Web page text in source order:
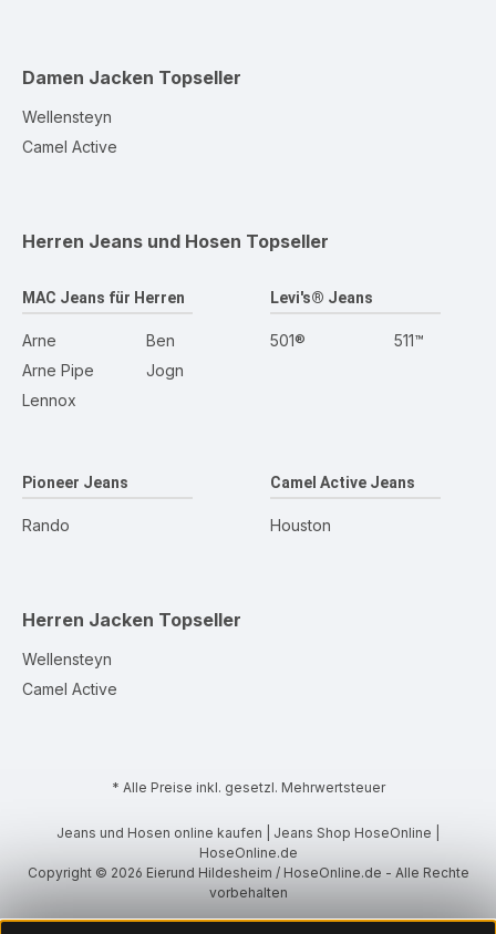
Damen Jacken Topseller
Wellensteyn
Camel Active
Herren Jeans und Hosen Topseller
MAC Jeans für Herren
Arne
Arne Pipe
Lennox
Ben
Jogn
Levi's® Jeans
501® 511™
Pioneer Jeans
Rando
Camel Active Jeans
Houston
Herren Jacken Topseller
Wellensteyn
Camel Active
* Alle Preise inkl. gesetzl. Mehrwertsteuer
Jeans und Hosen online kaufen | Jeans Shop HoseOnline |
HoseOnline.de
Copyright © 2026 Eierund Hildesheim / HoseOnline.de - Alle Rechte
vorbehalten